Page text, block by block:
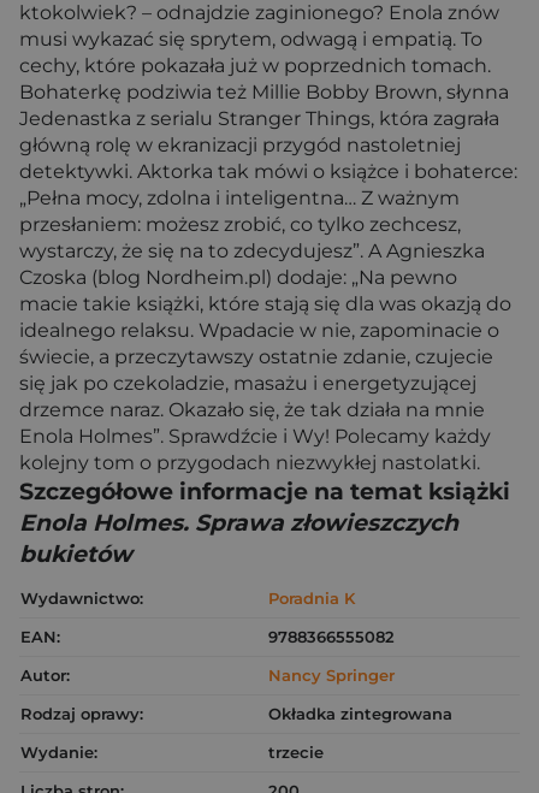
ktokolwiek? – odnajdzie zaginionego? Enola znów
musi wykazać się sprytem, odwagą i empatią. To
cechy, które pokazała już w poprzednich tomach.
Bohaterkę podziwia też Millie Bobby Brown, słynna
Jedenastka z serialu Stranger Things, która zagrała
główną rolę w ekranizacji przygód nastoletniej
detektywki. Aktorka tak mówi o książce i bohaterce:
„Pełna mocy, zdolna i inteligentna… Z ważnym
przesłaniem: możesz zrobić, co tylko zechcesz,
wystarczy, że się na to zdecydujesz”. A Agnieszka
Czoska (blog Nordheim.pl) dodaje: „Na pewno
macie takie książki, które stają się dla was okazją do
idealnego relaksu. Wpadacie w nie, zapominacie o
świecie, a przeczytawszy ostatnie zdanie, czujecie
się jak po czekoladzie, masażu i energetyzującej
drzemce naraz. Okazało się, że tak działa na mnie
Enola Holmes”. Sprawdźcie i Wy! Polecamy każdy
kolejny tom o przygodach niezwykłej nastolatki.
Szczegółowe informacje na temat książki
Enola Holmes. Sprawa złowieszczych
bukietów
Wydawnictwo:
Poradnia K
EAN:
9788366555082
Autor:
Nancy Springer
Rodzaj oprawy:
Okładka zintegrowana
Wydanie:
trzecie